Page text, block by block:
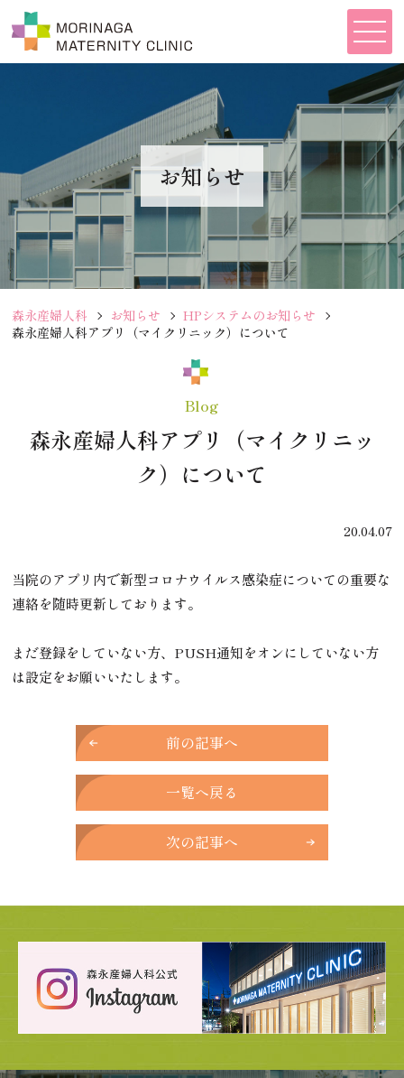
お知らせ
森永産婦人科 お知らせ
HPシステムのお知らせ
森永産婦人科アプリ（マイクリニック）について
Blog
森永産婦人科アプリ（マイクリニッ
ク）について
20.04.07
当院のアプリ内で新型コロナウイルス感染症についての重要な
連絡を随時更新しております。
まだ登録をしていない方、PUSH通知をオンにしていない方
は設定をお願いいたします。
前の記事へ
一覧へ戻る
次の記事へ